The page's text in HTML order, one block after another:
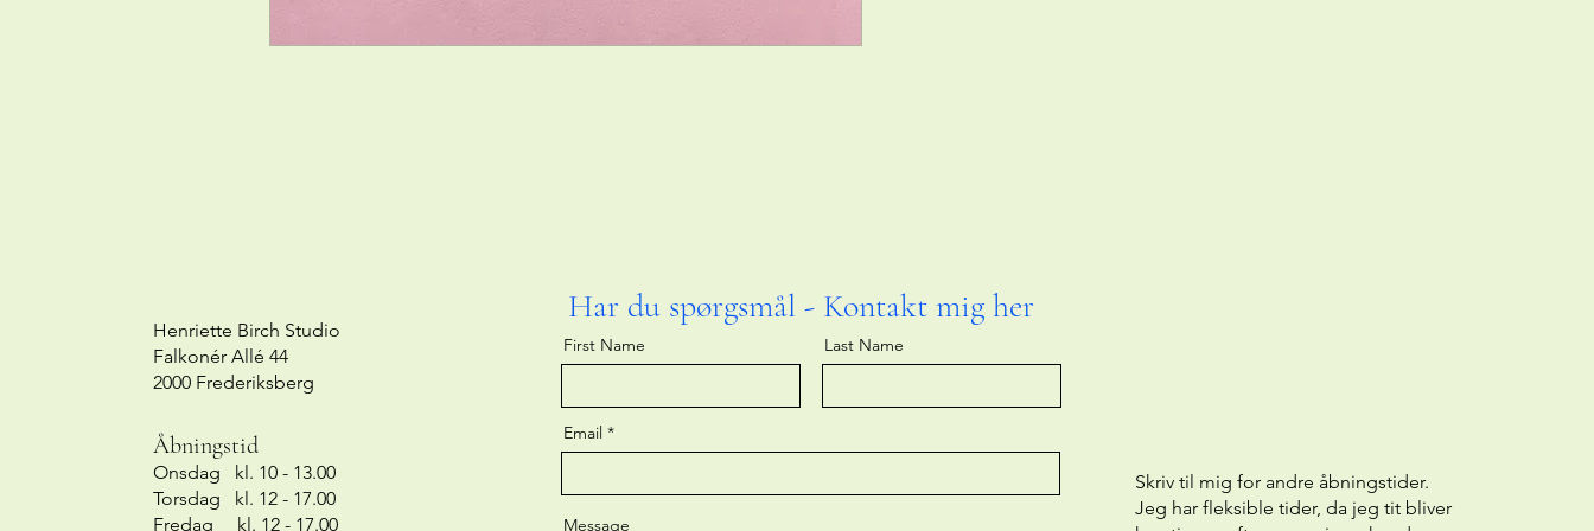
Henriette Birch Studio
Falkonér Allé 44
2000 Frederiksberg
Åbningstid
Onsdag kl. 10 - 13.00
Torsdag kl. 12 - 17.00
Fredag kl. 12 - 17.00
First Name Last Name
Email
Message
Har du spørgsmål - Kontakt mig her
Skriv til mig for andre åbningstider.
Jeg har fleksible tider, da jeg tit bliver